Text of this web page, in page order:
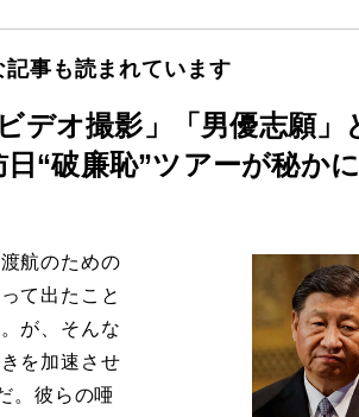
記事も読まれています
デオ撮影」「男優志願」
“破廉恥”ツアーが秘か
航のための
て出たこと
が、そんな
を加速させ
。彼らの唖